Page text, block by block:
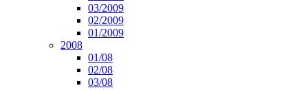
03/2009
02/2009
01/2009
2008
01/08
02/08
03/08